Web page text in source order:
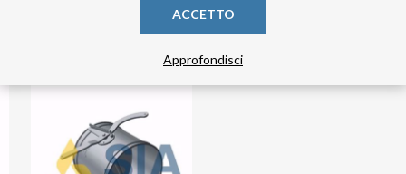
ACCETTO
Approfondisci